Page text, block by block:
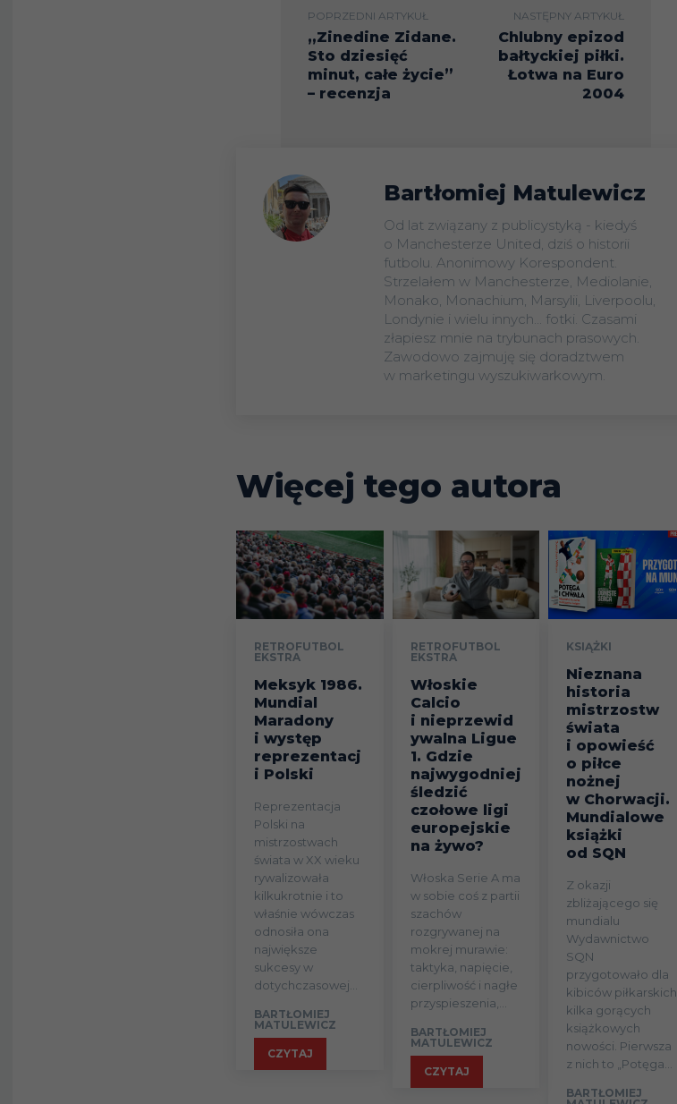
POPRZEDNI ARTYKUŁ
„Zinedine Zidane.
Sto dziesięć
minut, całe życie”
– recenzja
NASTĘPNY ARTYKUŁ
Chlubny epizod
bałtyckiej piłki.
Łotwa na Euro
2004
Bartłomiej Matulewicz
Od lat związany z publicystyką - kiedyś
o Manchesterze United, dziś o historii
futbolu. Anonimowy Korespondent.
Strzelałem w Manchesterze, Mediolanie,
Monako, Monachium, Marsylii, Liverpoolu,
Londynie i wielu innych... fotki. Czasami
złapiesz mnie na trybunach prasowych.
Zawodowo zajmuję się doradztwem
w marketingu wyszukiwarkowym.
Więcej tego autora
RETROFUTBOL
EKSTRA
Meksyk 1986.
Mundial
Maradony
i występ
reprezentacj
i Polski
Reprezentacja
Polski na
mistrzostwach
świata w XX wieku
rywalizowała
kilkukrotnie i to
właśnie wówczas
odnosiła ona
największe
sukcesy w
dotychczasowej...
BARTŁOMIEJ
MATULEWICZ
CZYTAJ
RETROFUTBOL
EKSTRA
Włoskie
Calcio
i nieprzewid
ywalna Ligue
1. Gdzie
najwygodniej
śledzić
czołowe ligi
europejskie
na żywo?
Włoska Serie A ma
w sobie coś z partii
szachów
rozgrywanej na
mokrej murawie:
taktyka, napięcie,
cierpliwość i nagłe
przyspieszenia,...
BARTŁOMIEJ
MATULEWICZ
CZYTAJ
KSIĄŻKI
Nieznana
historia
mistrzostw
świata
i opowieść
o piłce
nożnej
w Chorwacji.
Mundialowe
książki
od SQN
Z okazji
zbliżającego się
mundialu
Wydawnictwo
SQN
przygotowało dla
kibiców piłkarskich
kilka gorących
książkowych
nowości. Pierwsza
z nich to „Potęga...
BARTŁOMIEJ